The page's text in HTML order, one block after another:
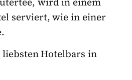
serviert, wie in einer
liebsten Hotelbars in